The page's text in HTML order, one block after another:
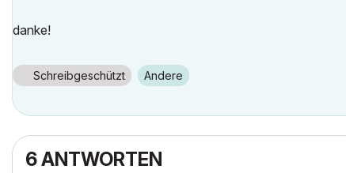
danke!
Schreibgeschützt Andere
6 ANTWORTEN